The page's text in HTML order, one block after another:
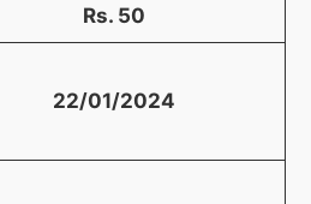
Rs. 50
22/01/2024